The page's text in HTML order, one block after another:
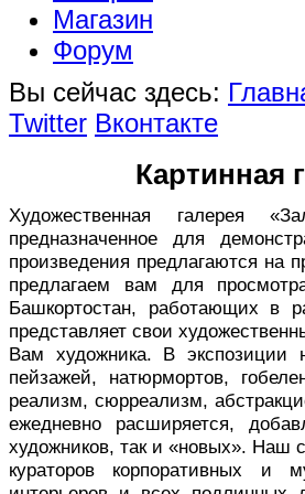
Магазин
Форум
Вы сейчас здесь:
Twitter Вконтакте
Картинная
Художественная галерея
предназначенное для
произведения предлагаются на
предлагаем вам для
Башкортостан, работающих в
представляет свои
Вам художника. В экспозиции
пейзажей, натюрмортов,
реализм, сюрреализм,
ежедневно расширяется,
художников, так и «новых». Наш
кураторов корпоративных и